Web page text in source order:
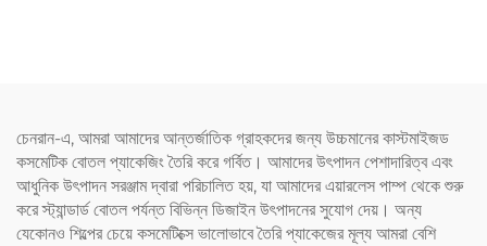
চেনরান-এ, আমরা আমাদের আন্তর্জাতিক গ্রাহকদের জন্য উচ্চমানের কাস্টমাইজড
কসমেটিক বোতল প্যাকেজিং তৈরি করে গর্বিত। আমাদের উৎপাদন পেশাদারিত্ব এবং
আধুনিক উৎপাদন সরঞ্জাম দ্বারা পরিচালিত হয়, যা আমাদের এয়ারলেস পাম্প থেকে শুরু
করে স্ট্যান্ডার্ড বোতল পর্যন্ত বিভিন্ন ডিজাইন উৎপাদনের সুযোগ দেয়। অন্য
যেকোনও শিল্পের চেয়ে কসমেটিক্সে ভালোভাবে তৈরি প্যাকেজের মূল্য আমরা বেশি